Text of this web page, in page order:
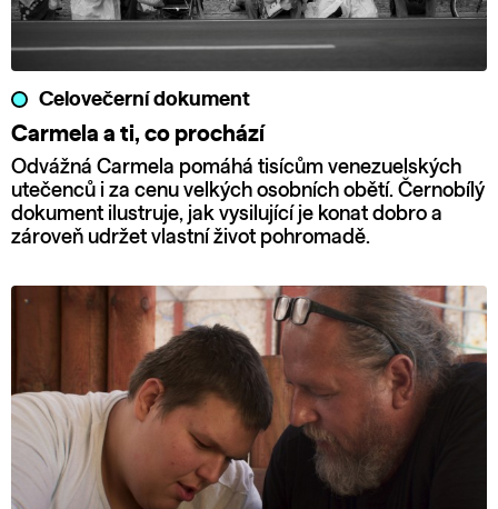
Celovečerní dokument
Carmela a ti, co prochází
Odvážná Carmela pomáhá tisícům venezuelských
utečenců i za cenu velkých osobních obětí. Černobílý
dokument ilustruje, jak vysilující je konat dobro a
zároveň udržet vlastní život pohromadě.